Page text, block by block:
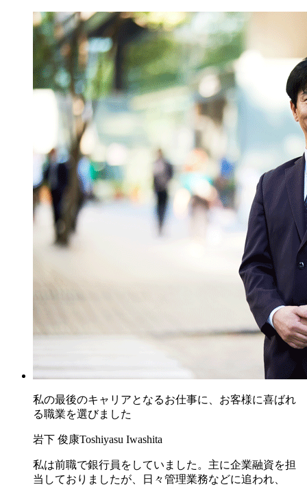
私の最後のキャリアとなるお仕事に、お客様に喜ばれ
る職業を選びました
岩下 俊康Toshiyasu Iwashita
私は前職で銀行員をしていました。主に企業融資を担
当しておりましたが、日々管理業務などに追われ、